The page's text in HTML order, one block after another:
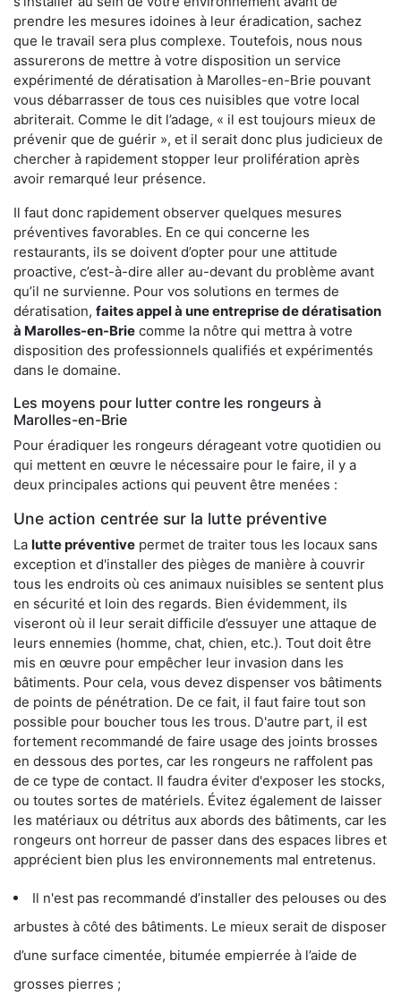
prendre les mesures idoines à leur éradication, sachez
que le travail sera plus complexe. Toutefois, nous nous
assurerons de mettre à votre disposition un service
expérimenté de dératisation à Marolles-en-Brie pouvant
vous débarrasser de tous ces nuisibles que votre local
abriterait. Comme le dit l’adage, « il est toujours mieux de
prévenir que de guérir », et il serait donc plus judicieux de
chercher à rapidement stopper leur prolifération après
avoir remarqué leur présence.
Il faut donc rapidement observer quelques mesures
préventives favorables. En ce qui concerne les
restaurants, ils se doivent d’opter pour une attitude
proactive, c’est-à-dire aller au-devant du problème avant
qu’il ne survienne. Pour vos solutions en termes de
dératisation, faites appel à une entreprise de dératisation
à Marolles-en-Brie comme la nôtre qui mettra à votre
disposition des professionnels qualifiés et expérimentés
dans le domaine.
Les moyens pour lutter contre les rongeurs à
Marolles-en-Brie
Pour éradiquer les rongeurs dérageant votre quotidien ou
qui mettent en œuvre le nécessaire pour le faire, il y a
deux principales actions qui peuvent être menées :
Une action centrée sur la lutte préventive
La lutte préventive permet de traiter tous les locaux sans
exception et d'installer des pièges de manière à couvrir
tous les endroits où ces animaux nuisibles se sentent plus
en sécurité et loin des regards. Bien évidemment, ils
viseront où il leur serait difficile d’essuyer une attaque de
leurs ennemies (homme, chat, chien, etc.). Tout doit être
mis en œuvre pour empêcher leur invasion dans les
bâtiments. Pour cela, vous devez dispenser vos bâtiments
de points de pénétration. De ce fait, il faut faire tout son
possible pour boucher tous les trous. D'autre part, il est
fortement recommandé de faire usage des joints brosses
en dessous des portes, car les rongeurs ne raffolent pas
de ce type de contact. Il faudra éviter d'exposer les stocks,
ou toutes sortes de matériels. Évitez également de laisser
les matériaux ou détritus aux abords des bâtiments, car les
rongeurs ont horreur de passer dans des espaces libres et
apprécient bien plus les environnements mal entretenus.
Il n'est pas recommandé d’installer des pelouses ou des
arbustes à côté des bâtiments. Le mieux serait de disposer
d’une surface cimentée, bitumée empierrée à l’aide de
grosses pierres ;